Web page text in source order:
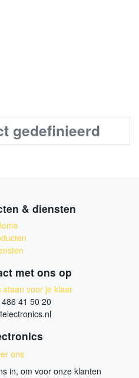
gedefinieerd
& diensten
met ons op
staan voor je klaar
41 50 20
ons
in, om voor onze klanten